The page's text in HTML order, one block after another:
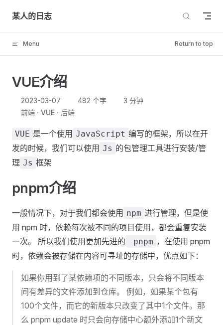
Skip to content
某人的日志
Menu Return to top
VUE介绍
2023-03-07 482 个字
3 分钟
前端
VUE 后端
VUE 是一个使用 JavaScript 编写的框架，所以在开
发的时候，我们可以使用 Js 的包管理工具进行安装/管
理 Js 框架
pnpm介绍
一般情况下，对于我们都会使用 npm 进行管理，但是使
用 npm 时，依赖每次被不同的项目使用，都会重复安装
一次。 所以我们使用更加先进的
pnpm ，在使用 pnpm
时，依赖会被存储在内容可寻址的存储中，优点如下：
如果你用到了某依赖项的不同版本，只会将不同版本
间有差异的文件添加到仓库。 例如，如果某个包有
100个文件，而它的新版本只改变了其中1个文件。那
么 pnpm update 时只会向存储中心额外添加1个新文